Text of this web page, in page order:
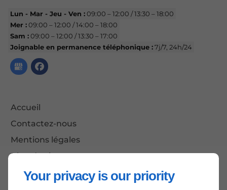
Your privacy is our priority
Lun - Mar - Jeu - Ven :09:00 – 12:00 / 13:30 – 18:00
Mer :09:00 – 12:00 / 14:00 – 18:00
Sam :09:00 – 12:00 / 13:30 – 17:00
Joignable en permanence téléphonique :7j/7, 24h/24
Accueil
Contactez-nous
Mentions légales
Plan du site